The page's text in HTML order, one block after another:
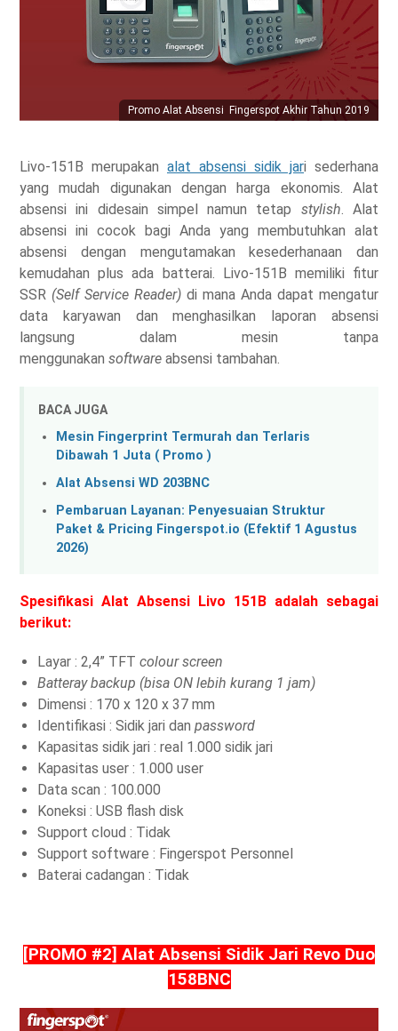
Promo Alat Absensi Fingerspot Akhir Tahun 2019
Livo-151B merupakan alat absensi sidik jari sederhana
yang mudah digunakan dengan harga ekonomis. Alat
absensi ini didesain simpel namun tetap stylish . Alat
absensi ini cocok bagi Anda yang membutuhkan alat
absensi dengan mengutamakan kesederhanaan dan
kemudahan plus ada batterai. Livo-151B memiliki fitur
SSR (Self Service Reader) di mana Anda dapat mengatur
data karyawan dan menghasilkan laporan absensi
langsung dalam mesin tanpa
menggunakan software absensi tambahan.
BACA JUGA
Mesin Fingerprint Termurah dan Terlaris
Dibawah 1 Juta ( Promo )
Alat Absensi WD 203BNC
Pembaruan Layanan: Penyesuaian Struktur
Paket & Pricing Fingerspot.io (Efektif 1 Agustus
2026)
Spesifikasi Alat Absensi Livo 151B adalah sebagai
berikut:
Layar : 2,4” TFT colour screen
Batteray backup (bisa ON lebih kurang 1 jam)
Dimensi : 170 x 120 x 37 mm
Identifikasi : Sidik jari dan password
Kapasitas sidik jari : real 1.000 sidik jari
Kapasitas user : 1.000 user
Data scan : 100.000
Koneksi : USB flash disk
Support cloud : Tidak
Support software : Fingerspot Personnel
Baterai cadangan : Tidak
[PROMO #2] Alat Absensi Sidik Jari Revo Duo
158BNC